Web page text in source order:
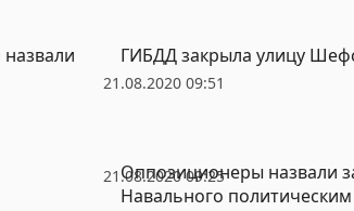
21.08.2020 09:51
ГИБДД закрыла улицу
21.08.2020 09:25
Оппозиционеры назвали
Навального политическим